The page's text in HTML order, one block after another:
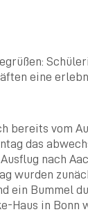
eine
bereits vom
das
nach
wurden
ein Bummel
Haus in Bonn